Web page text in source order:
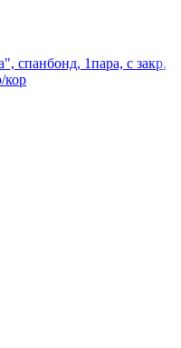
спанбонд, 1пара, с закр.
кор